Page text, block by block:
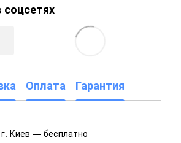
Оплата Гарантия
Киев — бесплатно